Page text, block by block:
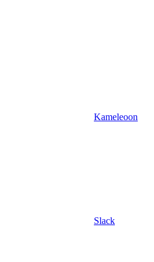
Kameleoon
Slack